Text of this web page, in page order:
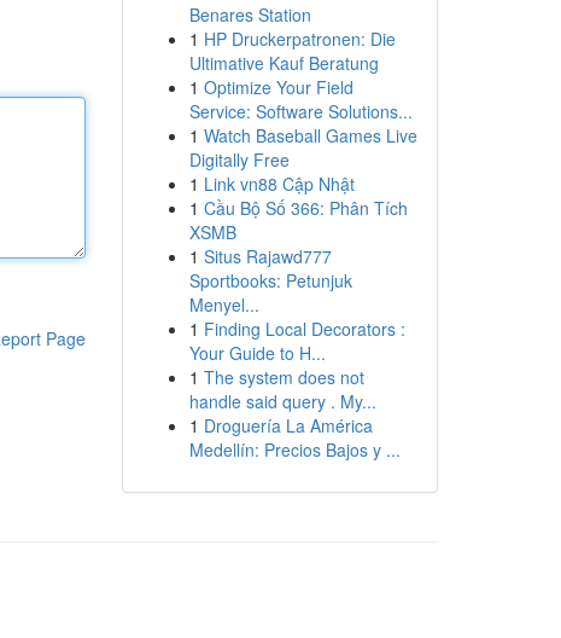
Page
Benares Station
1 HP Druckerpatronen: Die
Ultimative Kauf Beratung
1 Optimize Your Field
Service: Software Solutions...
1 Watch Baseball Games Live
Digitally Free
1 Link vn88 Cập Nhật
1 Cầu Bộ Số 366: Phân Tích
XSMB
1 Situs Rajawd777
Sportbooks: Petunjuk
Menyel...
1 Finding Local Decorators :
Your Guide to H...
1 The system does not
handle said query . My...
1 Droguería La América
Medellín: Precios Bajos y ...